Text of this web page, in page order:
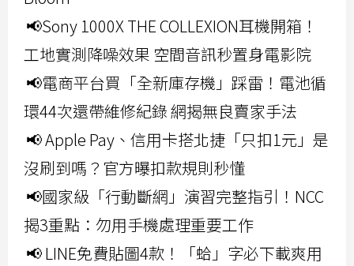
📢Sony 1000X THE COLLEXION耳機開箱！
工地實測降噪效果 空間音訊秒置身電影院
📢電商平台買「全新庫存機」踩雷！電池循
環44次還帶維修紀錄 網揭無良賣家手法
📢 Apple Pay、信用卡搭北捷「只扣1元」是
沒刷到嗎？官方曝扣款規則秒懂
📢國家級「行動斷網」演習完整指引！NCC
揭3重點：勿用手機處理重要工作
📢 LINE免費貼圖4款！「蛤」字必下載爽用